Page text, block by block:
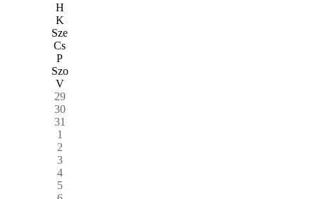
H
K
Sze
Cs
P
Szo
V
29
30
31
1
2
3
4
5